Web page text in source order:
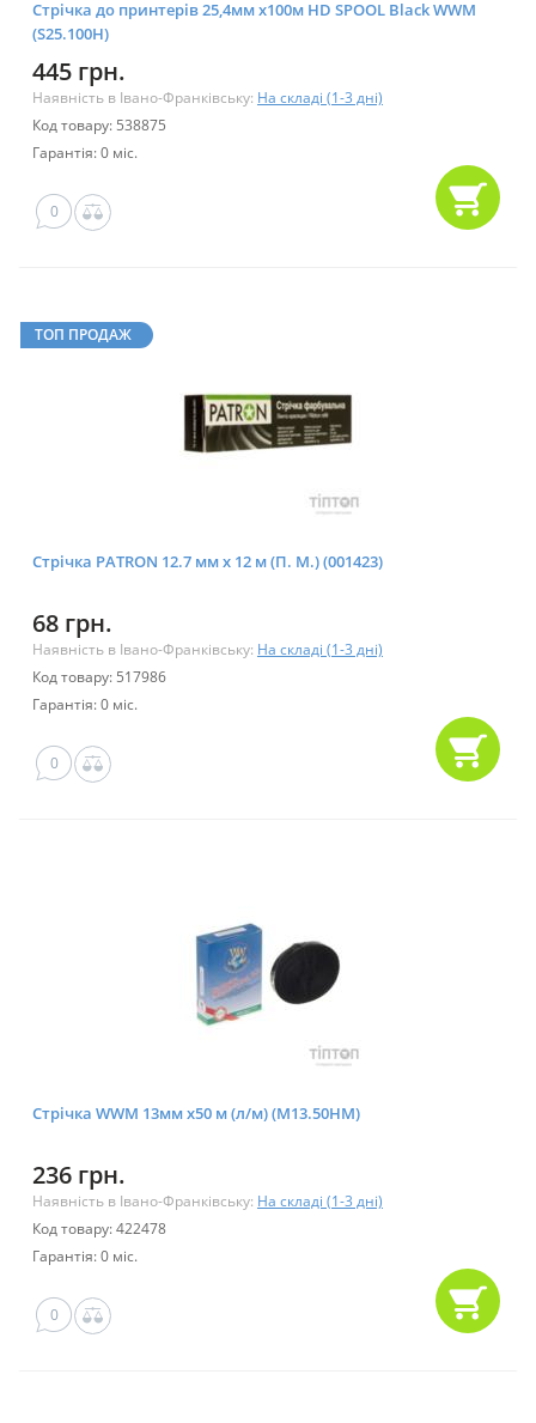
Стрічка до принтерів 25,4мм х100м HD SPOOL Black WWM
(S25.100H)
445 грн.
Наявність в Івано-Франківську: На складі (1-3 дні)
Код товару: 538875
Гарантія: 0 міс.
0
ТОП ПРОДАЖ
Стрічка PATRON 12.7 мм х 12 м (П. М.) (001423)
68 грн.
Наявність в Івано-Франківську: На складі (1-3 дні)
Код товару: 517986
Гарантія: 0 міс.
0
Стрічка WWM 13мм х50 м (л/м) (M13.50HM)
236 грн.
Наявність в Івано-Франківську: На складі (1-3 дні)
Код товару: 422478
Гарантія: 0 міс.
0